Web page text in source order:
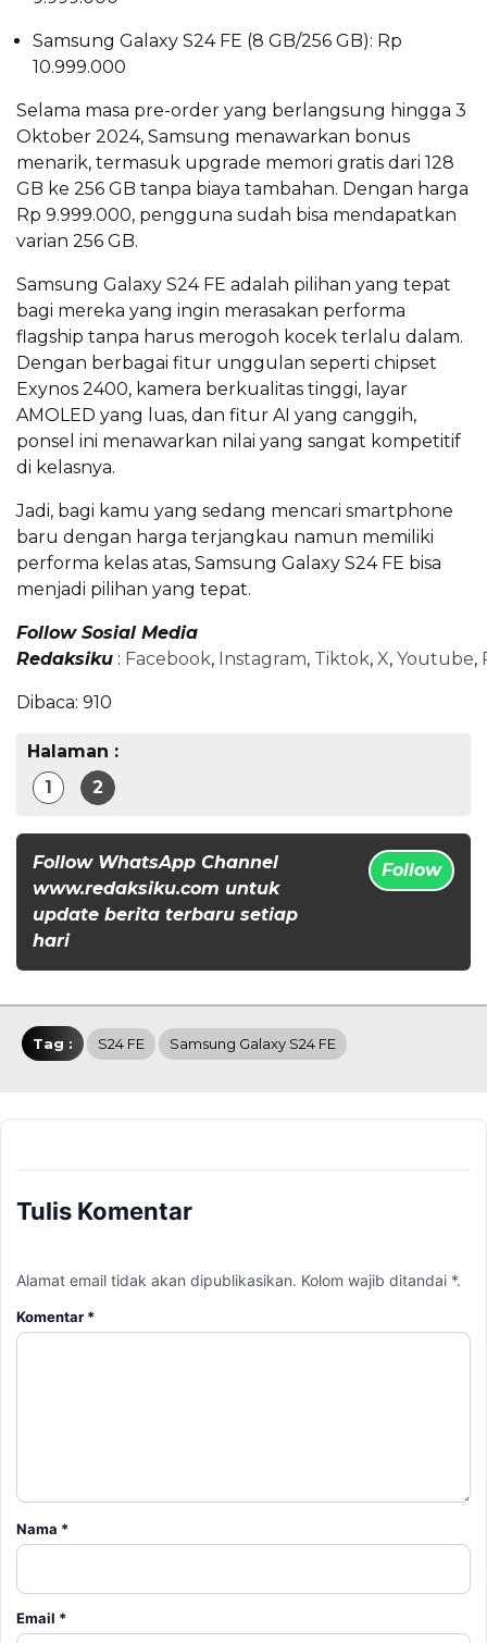
Samsung Galaxy S24 FE (8 GB/256 GB): Rp
10.999.000
Selama masa pre-order yang berlangsung hingga 3
Oktober 2024, Samsung menawarkan bonus
menarik, termasuk upgrade memori gratis dari 128
GB ke 256 GB tanpa biaya tambahan. Dengan harga
Rp 9.999.000, pengguna sudah bisa mendapatkan
varian 256 GB.
Samsung Galaxy S24 FE adalah pilihan yang tepat
bagi mereka yang ingin merasakan performa
flagship tanpa harus merogoh kocek terlalu dalam.
Dengan berbagai fitur unggulan seperti chipset
Exynos 2400, kamera berkualitas tinggi, layar
AMOLED yang luas, dan fitur AI yang canggih,
ponsel ini menawarkan nilai yang sangat kompetitif
di kelasnya.
Jadi, bagi kamu yang sedang mencari smartphone
baru dengan harga terjangkau namun memiliki
performa kelas atas, Samsung Galaxy S24 FE bisa
menjadi pilihan yang tepat.
Follow Sosial Media
Redaksiku : Facebook, Instagram, Tiktok, X, Youtube,
Dibaca: 910
Halaman :
1
2
Follow WhatsApp Channel
www.redaksiku.com untuk
update berita terbaru setiap
hari
Follow
Tag : S24 FE Samsung Galaxy S24 FE
Tulis Komentar
Alamat email tidak akan dipublikasikan. Kolom wajib ditandai *.
Komentar *
Nama *
Email *